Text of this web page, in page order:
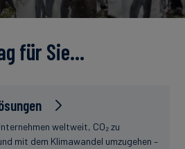
für Sie…
weltweit, CO₂ zu
mit dem Klimawandel umzugehen –